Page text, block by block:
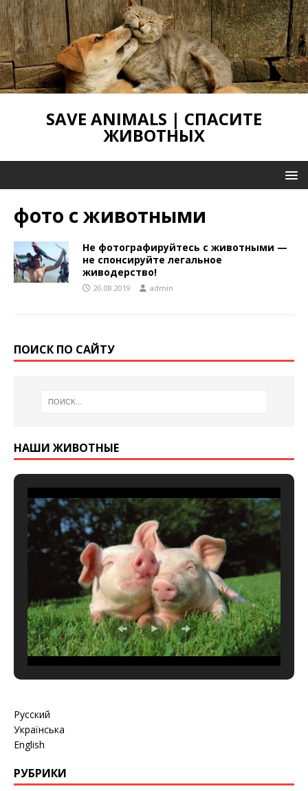
SAVE ANIMALS | СПАСИТЕ
ЖИВОТНЫХ
фото с животными
Не фотографируйтесь с животными —
не спонсируйте легальное
живодерство!
20.08.2019 admin
ПОИСК ПО САЙТУ
НАШИ ЖИВОТНЫЕ
Русский
Українська
English
РУБРИКИ